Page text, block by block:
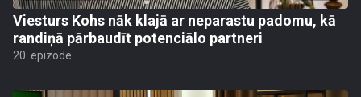
Viesturs Kohs nāk klajā ar neparastu padomu, kā
randiņā pārbaudīt potenciālo partneri
20. epizode